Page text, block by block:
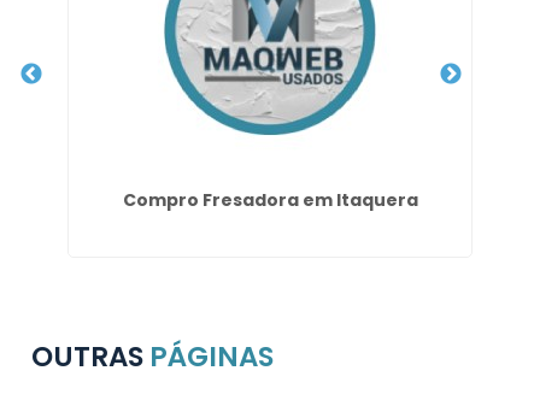
Compro Fresadora em Itaquera
OUTRAS PÁGINAS